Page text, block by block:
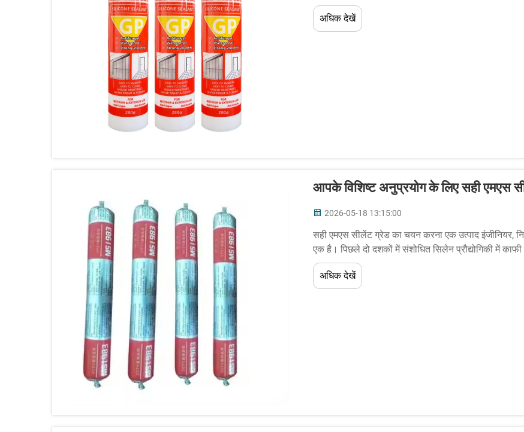
प्रतिष्ठा प्राप्त है...
अधिक देखें
आपके विशिष्ट अनुप्रयोग के लिए सही एमएस
2026-05-18 13:15:00
सही एमएस सीलेंट ग्रेड का चयन करना एक उत्पाद इंजीनियर,
एक है। पिछले दो दशकों में संशोधित सिलेन प्रौद्योगिकी में
अधिक देखें